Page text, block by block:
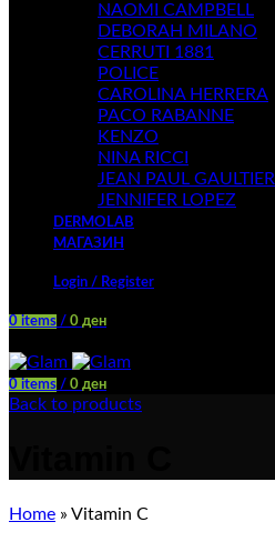
NAOMI CAMPBELL
DEBORAH MILANO
CERRUTI 1881
POLICE
CAROLINA HERRERA
PACO RABANNE
KENZO
NINA RICCI
JEAN PAUL GAULTIER
JENNIFER LOPEZ
DERMOLAB
МАГАЗИН
Login / Register
0 items / 0 ден
0 items / 0 ден
Back to products
Home » Vitamin C